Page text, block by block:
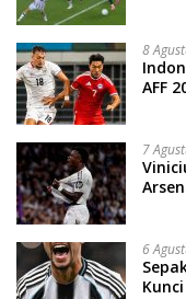
8
AFF
7
6